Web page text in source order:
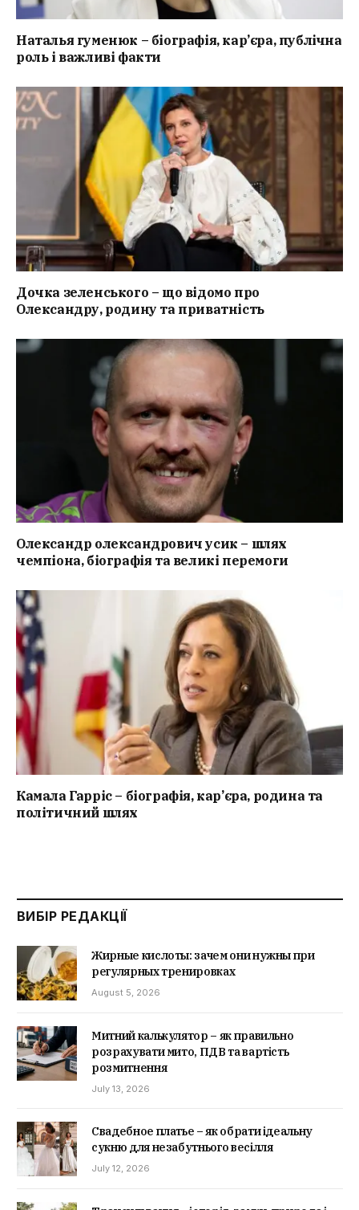
Наталья гуменюк – біографія, кар’єра, публічна
роль і важливі факти
Дочка зеленського – що відомо про
Олександру, родину та приватність
Олександр олександрович усик – шлях
чемпіона, біографія та великі перемоги
Камала Гарріс – біографія, кар’єра, родина та
політичний шлях
ВИБІР РЕДАКЦІЇ
Жирные кислоты: зачем они нужны при
регулярных тренировках
August 5, 2026
Митний калькулятор – як правильно
розрахувати мито, ПДВ та вартість
розмитнення
July 13, 2026
Свадебное платье – як обрати ідеальну
сукню для незабутнього весілля
July 12, 2026